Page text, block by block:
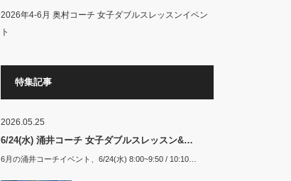
2026年4-6月 奥村コーチ 女子ダブルスレッスンイベン
ト
特集記事
2026.05.25
6/24(水) 涌井コーチ 女子ダブルスレッスン&…
6月の涌井コーチイベント、6/24(水) 8:00~9:50 / 10:10…